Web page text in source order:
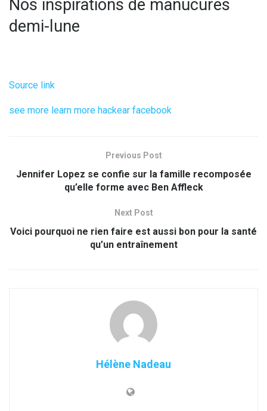
Nos inspirations de manucures
demi-lune
Source link
see more learn more hackear facebook
Previous Post
Jennifer Lopez se confie sur la famille recomposée
qu’elle forme avec Ben Affleck
Next Post
Voici pourquoi ne rien faire est aussi bon pour la santé
qu’un entraînement
Hélène Nadeau